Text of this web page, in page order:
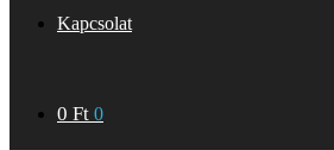
Kapcsolat
0 Ft 0